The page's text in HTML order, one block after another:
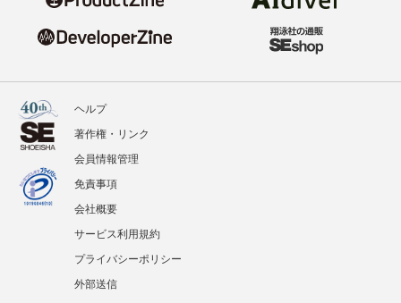
ヘルプ
著作権・リンク
会員情報管理
免責事項
会社概要
サービス利用規約
プライバシーポリシー
外部送信